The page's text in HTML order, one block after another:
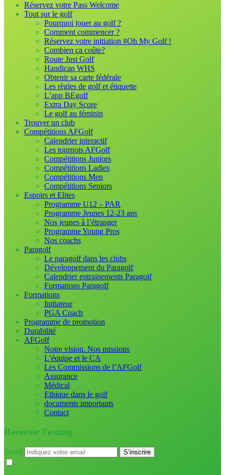
Réservez votre Pass Welcome
Tout sur le golf
Pourquoi jouer au golf ?
Comment commencer ?
Réservez votre initiation #Oh My Golf !
Combien ça coûte?
Route Just Golf
Handicap WHS
Obtenir sa carte fédérale
Les règles de golf et étiquette
L’app BEgolf
Extra Day Score
Le golf au féminin
Trouver un club
Compétitions AFGolf
Calendrier interactif
Les tournois AFGolf
Compétitions Juniors
Compétitions Ladies
Compétitions Men
Compétitions Seniors
Espoirs et Elites
Programme U12 – PAR
Programme Jeunes 12-23 ans
Nos jeunes à l’étranger
Programme Young Pros
Nos coachs
Paragolf
Le paragolf dans les clubs
Développement du Paragolf
Calendrier entrainements Paragolf
Formations Paragolf
Formations
Initiateur
PGA Coach
Programme de promotion
Durabilité
AFGolf
Notre vision. Nos missions
L’équipe et le CA
Les Commissions de l’AFGolf
Assurance
Médical
Ethique dans le golf
documents importants
Contact
Recevoir l’e-mag
Email